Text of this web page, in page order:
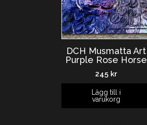
DCH Musmatta Art
Purple Rose Horse
245 kr
Lägg till i
varukorg